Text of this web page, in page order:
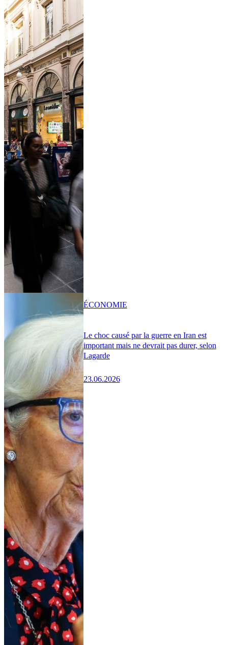
Le choc causé par la guerre en Iran est
important mais ne devrait pas durer, selon
Lagarde
23.06.2026
ÉCONOMIE